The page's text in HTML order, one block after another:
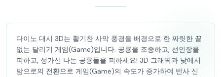
다이노 대시 3D는 활기찬 사막 풍경을 배경으로 한 짜릿한 끝
없는 달리기 게임(Game)입니다. 공룡을 조종하고, 선인장을
피하고, 성가신 나는 공룡들을 피하세요! 3D 그래픽과 낮에서
밤으로의 전환으로 게임(Game)의 속도가 증가하여 반사 신